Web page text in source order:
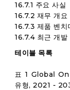
16.7.1 주요 사실
16.7.2 재무 개요
16.7.3 제품 벤치
16.7.4 최근 개발
테이블 목록
표 1 Global
유형, 2021 -